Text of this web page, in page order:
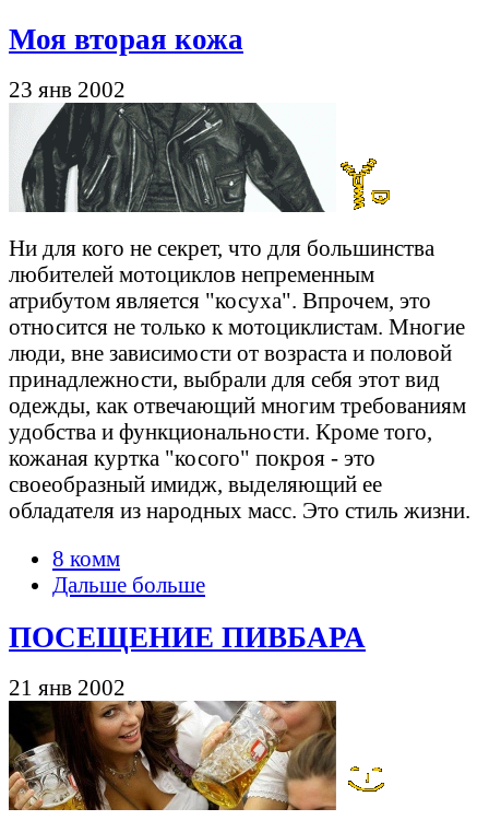
Моя вторая кожа
23 янв 2002
Ни для кого не секрет, что для большинства
любителей мотоциклов непременным
атрибутом является "косуха". Впрочем, это
относится не только к мотоциклистам. Многие
люди, вне зависимости от возраста и половой
принадлежности, выбрали для себя этот вид
одежды, как отвечающий многим требованиям
удобства и функциональности. Кроме того,
кожаная куртка "косого" покроя - это
своеобразный имидж, выделяющий ее
обладателя из народных масс. Это стиль жизни.
8 комм
Дальше больше
ПОСЕЩЕНИЕ ПИВБАРА
21 янв 2002